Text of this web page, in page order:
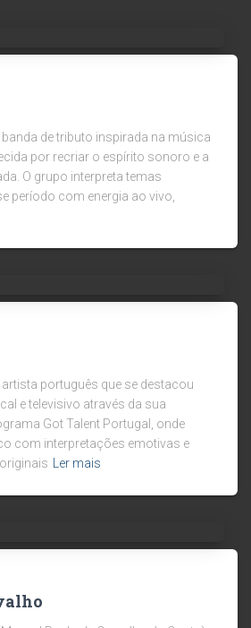
banda de tributo inspirada na música
por recriar o espírito sonoro e a
O grupo interpreta temas
período com energia ao vivo,
português que se destacou
e televisivo através da sua
Got Talent Portugal, onde
com interpretações emotivas e
Ler mais